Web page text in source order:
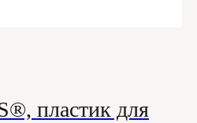
пластик для